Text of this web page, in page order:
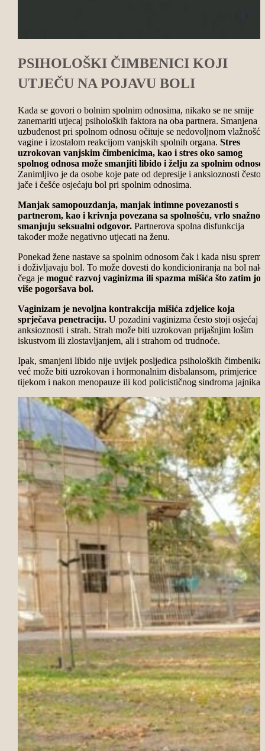
PSIHOLOŠKI ČIMBENICI KOJI
UTJEČU NA POJAVU BOLI
Kada se govori o bolnim spolnim odnosima, nikako se ne smije
zanemariti utjecaj psiholoških faktora na oba partnera. Smanjena
uzbuđenost pri spolnom odnosu očituje se nedovoljnom vlažnošću
vagine i izostalom reakcijom vanjskih spolnih organa. Stres
uzrokovan vanjskim čimbenicima, kao i stres oko samog
spolnog odnosa može smanjiti libido i želju za spolnim
Zanimljivo je da osobe koje pate od depresije i anksioznosti često
jače i češće osjećaju bol pri spolnim odnosima.
Manjak samopouzdanja, manjak intimne povezanosti s
partnerom, kao i krivnja povezana sa spolnošću, vrlo snažno
smanjuju seksualni odgovor. Partnerova spolna disfunkcija
također može negativno utjecati na ženu.
Ponekad žene nastave sa spolnim odnosom čak i kada nisu
i doživljavaju bol. To može dovesti do kondicioniranja na bol
čega je moguć razvoj vaginizma ili spazma mišića što zatim još
više pogoršava bol.
Vaginizam je nevoljna kontrakcija mišića zdjelice koja
sprječava penetraciju.U pozadini vaginizma često stoji osjećaj
anksioznosti i strah. Strah može biti uzrokovan prijašnjim lošim
iskustvom ili zlostavljanjem, ali i strahom od trudnoće.
Ipak, smanjeni libido nije uvijek posljedica psiholoških čimbenika,
već može biti uzrokovan i hormonalnim disbalansom, primjerice
tijekom i nakon menopauze ili kod policističnog sindroma jajnika.